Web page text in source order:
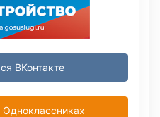
ВКонтакте